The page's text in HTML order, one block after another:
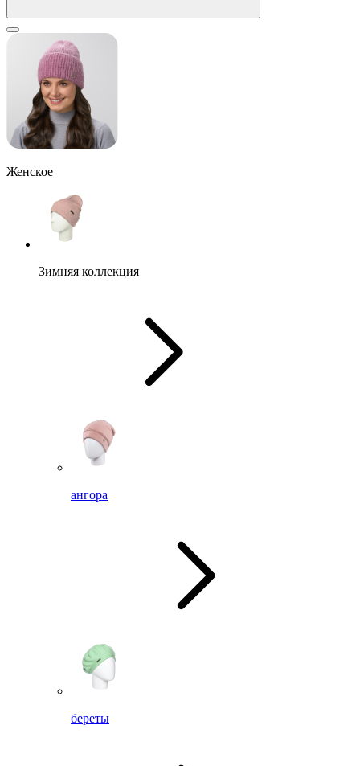
Женское
Зимняя коллекция
ангора
береты